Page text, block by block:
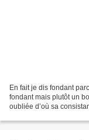
En fait je dis fondant
fondant mais plutôt un
oubliée d’où sa